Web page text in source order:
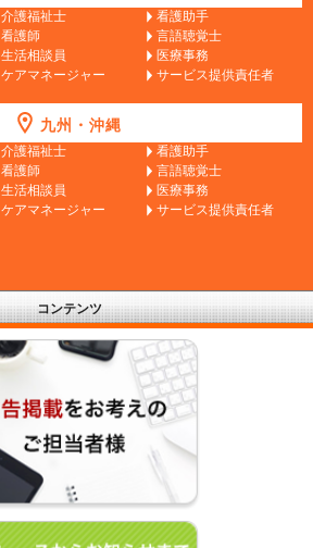
介護福祉士
看護助手
看護師
言語聴覚士
生活相談員
医療事務
ケアマネージャー サービス提供責任者
九州・沖縄
介護福祉士
看護助手
看護師
言語聴覚士
生活相談員
医療事務
ケアマネージャー サービス提供責任者
コンテンツ